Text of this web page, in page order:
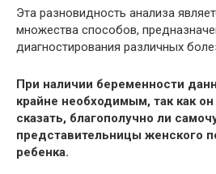
Эта разновидность анализа
множества способов,
диагностирования различных
При наличии беременности
крайне необходимым, так как
сказать, благополучно ли
представительницы женского
ребенка.